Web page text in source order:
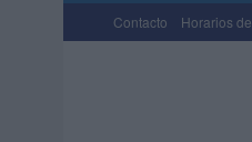
Contacto Horarios